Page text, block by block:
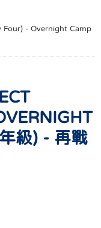
Four) - Overnight Camp
級) - 再戰